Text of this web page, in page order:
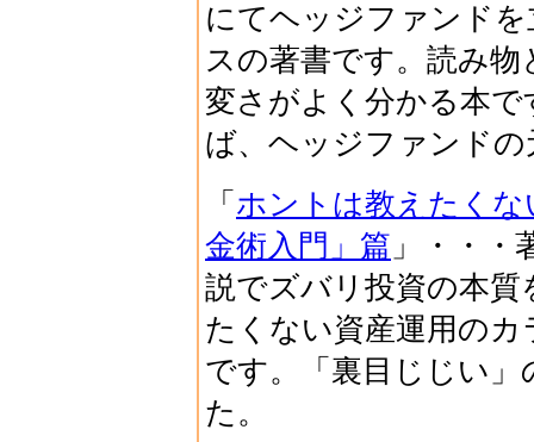
にてヘッジファンド
スの著書です。読み
変さがよく分かる本
ば、ヘッジファンド
「 ホントは教えたく
金術入門」篇 」・・
説でズバリ投資の本
たくない資産運用の
です。「裏目じじい
た。